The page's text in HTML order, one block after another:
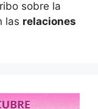
sobre la
las relaciones